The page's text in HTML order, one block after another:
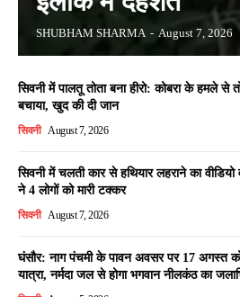
SHUBHAM SHARMA - August 7, 2026
सिवनी में पालतू तोता बना हीरो: कोबरा के हमले से
बचाया, खुद की दी जान
सिवनी August 7, 2026
सिवनी में चलती कार से हथियार लहराने का
ने 4 लोगों को मारी टक्कर
सिवनी August 7, 2026
घंसौर: नाग पंचमी के पावन अवसर पर 17 अगस्त
यात्रा, नर्मदा जल से होगा भगवान नीलकंठ का